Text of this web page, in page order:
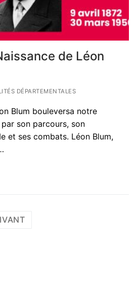
de Léon
DÉPARTEMENTALES
Blum bouleversa notre
son parcours, son
et ses combats. Léon Blum,